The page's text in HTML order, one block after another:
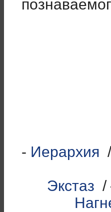
- Иерархия
Экстаз